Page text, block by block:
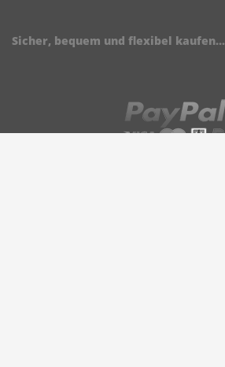
Sicher, bequem und flexibel kaufen...